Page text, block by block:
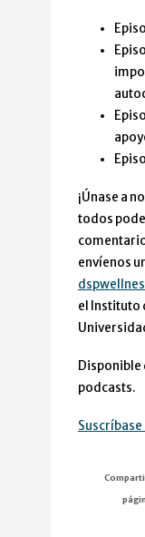
¡Únase a
todos
envíenos
el Instituto
Disponible
podcasts.
Suscríbase